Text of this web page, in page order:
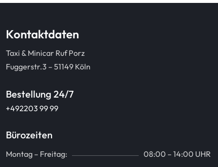
Kontaktdaten
Taxi & Minicar Ruf Porz
Fuggerstr.3 – 51149 Köln
Bestellung 24/7
+492203 99 99
Bürozeiten
Montag – Freitag:
08:00 – 14:00 UHR